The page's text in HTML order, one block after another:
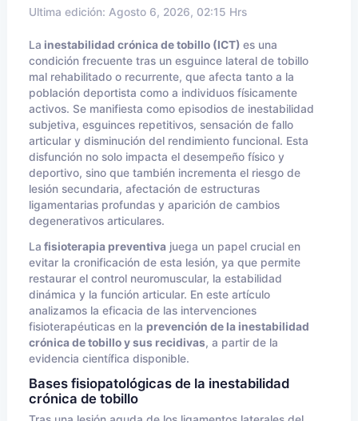
Ultima edición: Agosto 6, 2026, 02:15 Hrs
La inestabilidad crónica de tobillo (ICT) es una
condición frecuente tras un esguince lateral de tobillo
mal rehabilitado o recurrente, que afecta tanto a la
población deportista como a individuos físicamente
activos. Se manifiesta como episodios de inestabilidad
subjetiva, esguinces repetitivos, sensación de fallo
articular y disminución del rendimiento funcional. Esta
disfunción no solo impacta el desempeño físico y
deportivo, sino que también incrementa el riesgo de
lesión secundaria, afectación de estructuras
ligamentarias profundas y aparición de cambios
degenerativos articulares.
La fisioterapia preventiva juega un papel crucial en
evitar la cronificación de esta lesión, ya que permite
restaurar el control neuromuscular, la estabilidad
dinámica y la función articular. En este artículo
analizamos la eficacia de las intervenciones
fisioterapéuticas en la prevención de la inestabilidad
crónica de tobillo y sus recidivas, a partir de la
evidencia científica disponible.
Bases fisiopatológicas de la inestabilidad
crónica de tobillo